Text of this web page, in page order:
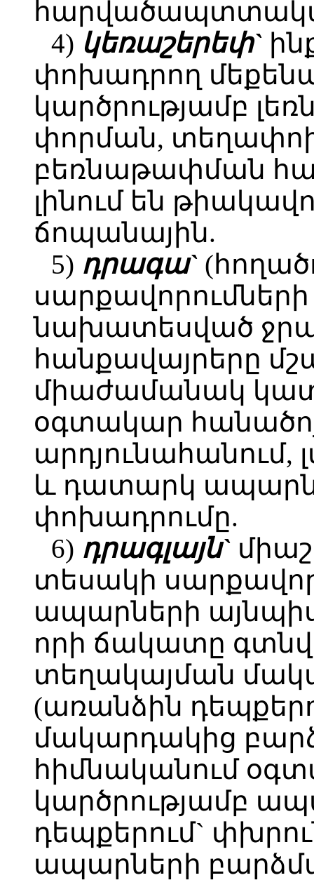
4) կեռաշերեփ`
փոխադրող
կարծրությամբ
փորման,
բեռնաթափման
լինում են
ճոպանային.
5) դրագա`
նախատեսված
հանքավայրերը
միաժամանակ
օգտակար
արդյունահանում,
և դատարկ
փոխադրումը.
6) դրագլայն`
տեսակի
ապարների
որի ճակատը
տեղակայման
(առանձին
մակարդակից
հիմնականում
կարծրությամբ
դեպքերում`
ապարների